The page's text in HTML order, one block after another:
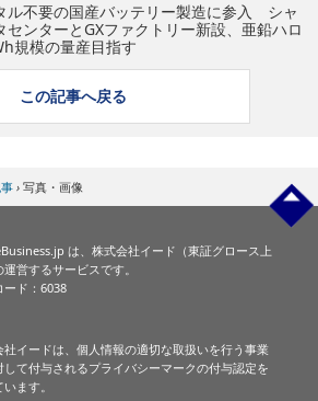
ル不要の国産バッテリー製造に参入 シャ
ンターとGXファクトリー新設、亜鉛ハロ
規模の量産目指す
この記事へ戻る
› 写真・画像
は、株式会社イード（東証グロース上
営するサービスです。
ード：6038
社イードは、個人情報の適切な取扱いを行う事業
して付与されるプライバシーマークの付与認定を
ます。